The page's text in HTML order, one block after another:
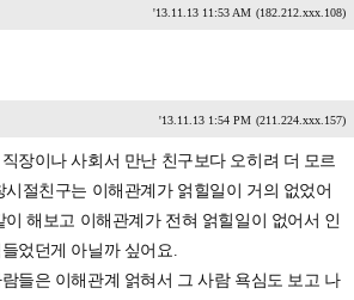
'13.11.13 11:53 AM (182.212.xxx.108)
'13.11.13 1:54 PM (211.224.xxx.157)
장이나 사회서 만난 친구보다 오히려 더 모르
절친구는 이해관계가 얽힐일이 거의 없었어
해보고 이해관계가 전혀 얽힐일이 없어서 인
었던게 아닐까 싶어요.
들은 이해관계 얽혀서 그 사람 욕심도 보고 나